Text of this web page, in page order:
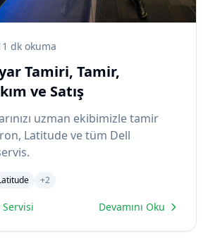
dk okuma
Tamiri, Tamir,
ve Satış
uzman ekibimizle tamir
Latitude ve tüm Dell
+2
Devamını Oku